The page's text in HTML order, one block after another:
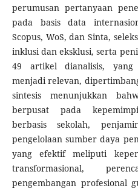
perumusan pertanyaan
pada basis data
Scopus, WoS, dan Sinta,
inklusi dan eksklusi, serta
49 artikel dianalisis, yang
menjadi relevan,
sintesis menunjukkan
berpusat pada
berbasis sekolah,
pengelolaan sumber daya
yang efektif meliputi
transformasional,
pengembangan profesional